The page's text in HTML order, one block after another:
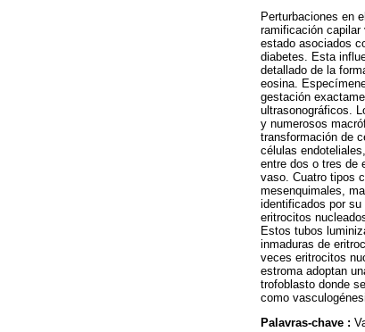
Perturbaciones en
ramificación capilar
estado asociados
diabetes. Esta
detallado de la
eosina.
gestación
ultrasonográficos.
y numerosos
transformación de
células
entre dos o tres de
vaso. Cuatro tipos
mesenquimales,
identificados por
eritrocitos
Estos tubos
inmaduras de
veces eritrocitos
estroma adoptan
trofoblasto donde
como
Palavras-chave :